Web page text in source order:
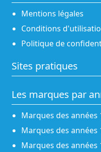
Mentions légales
Conditions
Politique de
Sites pratiques
Les marques par
Marques des années
Marques des années
Marques des années